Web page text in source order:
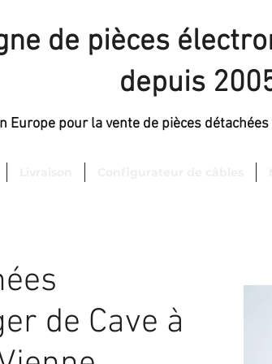
de pièces
depuis
Europe pour la vente de pièces
de Cave à